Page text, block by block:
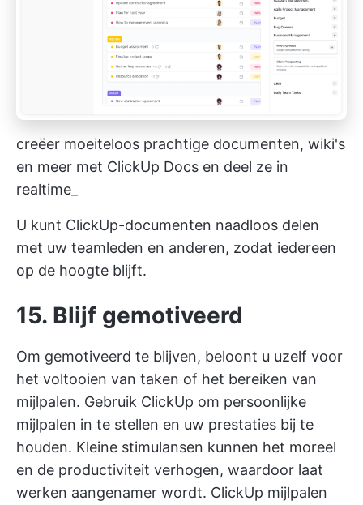
creëer moeiteloos prachtige documenten, wiki's
en meer met ClickUp Docs en deel ze in
realtime_
U kunt ClickUp-documenten naadloos delen
met uw teamleden en anderen, zodat iedereen
op de hoogte blijft.
15. Blijf gemotiveerd
Om gemotiveerd te blijven, beloont u uzelf voor
het voltooien van taken of het bereiken van
mijlpalen. Gebruik ClickUp om persoonlijke
mijlpalen in te stellen en uw prestaties bij te
houden. Kleine stimulansen kunnen het moreel
en de productiviteit verhogen, waardoor laat
werken aangenamer wordt. ClickUp mijlpalen